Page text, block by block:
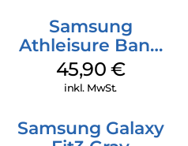
Samsung
Athleisure Band
S/M Galaxy
Watch7 Cream
45,90 €
inkl. MwSt.
Samsung Galaxy